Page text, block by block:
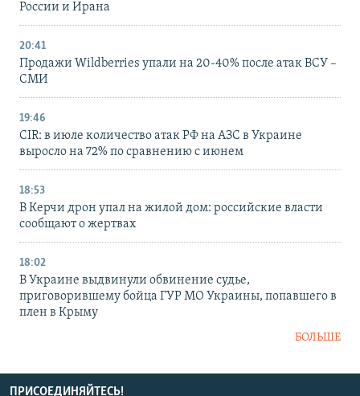
России и Ирана
20:41
Продажи Wildberries упали на 20-40% после атак ВСУ –
СМИ
19:46
CIR: в июле количество атак РФ на АЗС в Украине
выросло на 72% по сравнению с июнем
18:53
В Керчи дрон упал на жилой дом: российские власти
сообщают о жертвах
18:02
В Украине выдвинули обвинение судье,
приговорившему бойца ГУР МО Украины, попавшего в
плен в Крыму
БОЛЬШЕ
ПРИСОЕДИНЯЙТЕСЬ!